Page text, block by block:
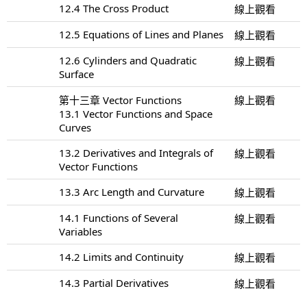
12.4 The Cross Product
線上觀看
12.5 Equations of Lines and Planes
線上觀看
12.6 Cylinders and Quadratic
Surface
線上觀看
第十三章 Vector Functions
13.1 Vector Functions and Space
Curves
線上觀看
13.2 Derivatives and Integrals of
Vector Functions
線上觀看
13.3 Arc Length and Curvature
線上觀看
14.1 Functions of Several
Variables
線上觀看
14.2 Limits and Continuity
線上觀看
14.3 Partial Derivatives
線上觀看